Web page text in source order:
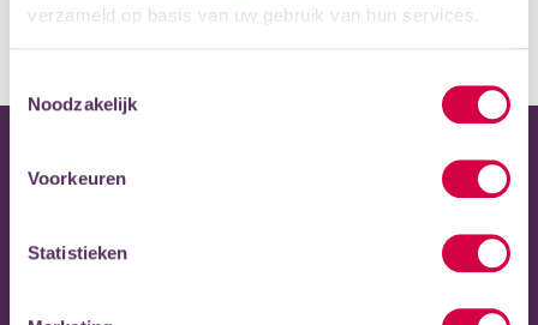
verzameld op basis van uw gebruik van hun services.
Noodzakelijk
Voorkeuren
Statistieken
Onze excuses voor het eventuele ongemak.
Veelgestelde vragen